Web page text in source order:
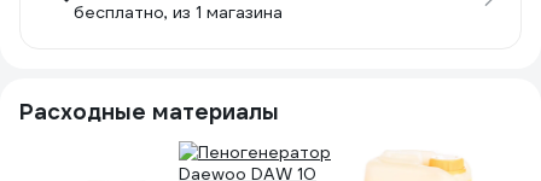
бесплатно, из 1 магазина
Расходные материалы